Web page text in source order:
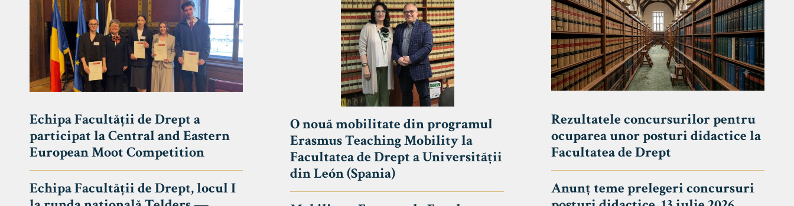
Echipa Facultății de Drept a
participat la Central and Eastern
European Moot Competition
Echipa Facultății de Drept, locul I
O nouă mobilitate din programul
Erasmus Teaching Mobility la
Facultatea de Drept a Universității
din León (Spania)
Rezultatele concursurilor pentru
ocuparea unor posturi didactice la
Facultatea de Drept
Anunț teme prelegeri concursuri